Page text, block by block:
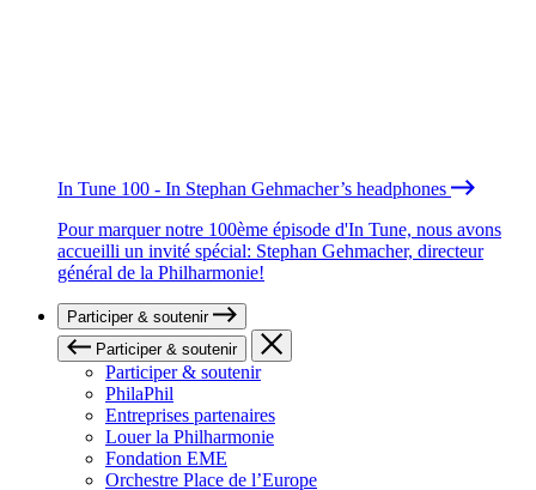
In Tune 100 - In Stephan Gehmacher’s headphones
Pour marquer notre 100ème épisode d'In Tune, nous avons
accueilli un invité spécial: Stephan Gehmacher, directeur
général de la Philharmonie!
Participer & soutenir
Participer & soutenir
Participer & soutenir
PhilaPhil
Entreprises partenaires
Louer la Philharmonie
Fondation EME
Orchestre Place de l’Europe